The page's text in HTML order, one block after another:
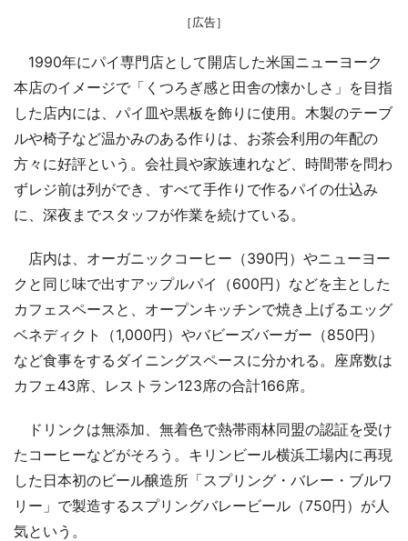
［広告］
1990年にパイ専門店として開店した米国ニューヨーク
本店のイメージで「くつろぎ感と田舎の懐かしさ」を目指
した店内には、パイ皿や黒板を飾りに使用。木製のテーブ
ルや椅子など温かみのある作りは、お茶会利用の年配の
方々に好評という。会社員や家族連れなど、時間帯を問わ
ずレジ前は列ができ、すべて手作りで作るパイの仕込み
に、深夜までスタッフが作業を続けている。
店内は、オーガニックコーヒー（390円）やニューヨー
クと同じ味で出すアップルパイ（600円）などを主とした
カフェスペースと、オープンキッチンで焼き上げるエッグ
ベネディクト（1,000円）やバビーズバーガー（850円）
など食事をするダイニングスペースに分かれる。座席数は
カフェ43席、レストラン123席の合計166席。
ドリンクは無添加、無着色で熱帯雨林同盟の認証を受け
たコーヒーなどがそろう。キリンビール横浜工場内に再現
した日本初のビール醸造所「スプリング・バレー・ブルワ
リー」で製造するスプリングバレービール（750円）が人
気という。